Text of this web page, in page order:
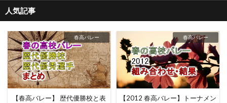
人気記事
春高バレー
【春高バレー】 歴代優勝校と表
春高バレー
【2012 春高バレー】トーナメン